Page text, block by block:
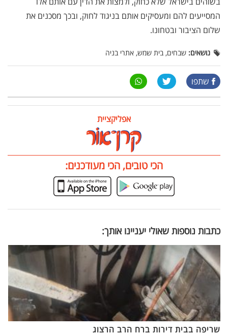
המסייעים להם ומעסיקים אותם בניגוד לחוק, ובכך מסכנים את
שלום הציבור ובטחונו.
נושאים: שבחים, בית שמש, אתרי בניה
שתפו
אפליקציית
הכי טובים, הכי מעודכנים:
כתבות נוספות שאולי יעניינו אותך:
שריפה בבית דירות ברח הרב הרצוג